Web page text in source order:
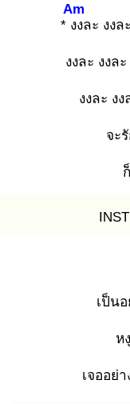
* งง
Am
ละ งงล
งงละ งงล
งงละ ง
จะ
เป็น
ห
เจออย่